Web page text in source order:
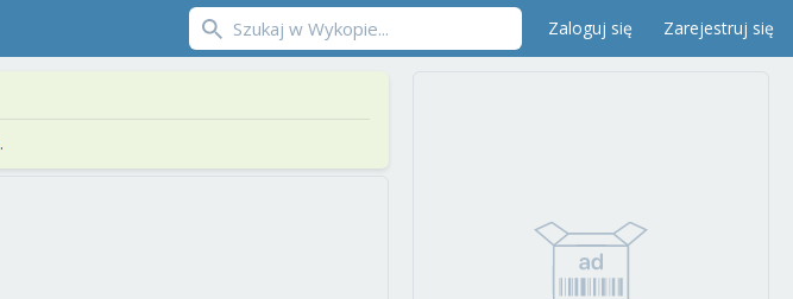
Zaloguj się Zarejestruj się
.